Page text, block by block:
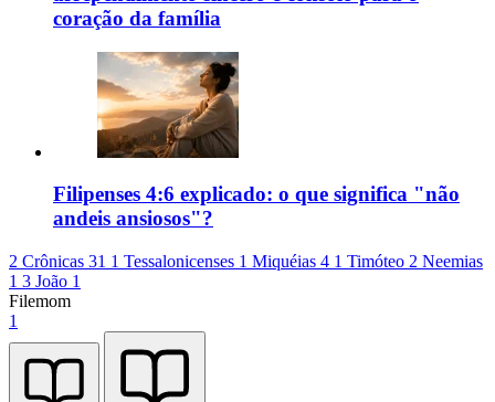
coração da família
Filipenses 4:6 explicado: o que significa "não
andeis ansiosos"?
2 Crônicas 31 1 Tessalonicenses 1 Miquéias 4 1 Timóteo 2 Neemias
1 3 João 1
Filemom
1